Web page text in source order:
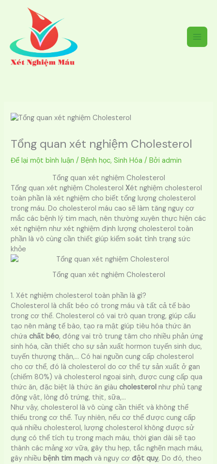
Tổng quan xét nghiệm Cholesterol
Để lại một bình luận /Bệnh học,Sinh Hóa / Bởiadmin
Tổng quan xét nghiệm Cholesterol
Tổng quan xét nghiệm CholesterolXét nghiệm cholesterol
toàn phần là xét nghiệm cho biết tổng lượng cholesterol
trong máu. Do cholesterol máu cao sẽ làm tăng nguy cơ
mắc các bệnh lý tim mạch, nên thường xuyên thực hiện các
xét nghiệm như xét nghiệm định lượng cholesterol toàn
phần là vô cùng cần thiết giúp kiểm soát tình trạng sức
khỏe
Tổng quan xét nghiệm Cholesterol
1. Xét nghiệm cholesterol toàn phần là gì?
Cholesterol là chất béo có trong máu và tất cả tế bào
trong cơ thể. Cholesterol có vai trò quan trọng, giúp cấu
tạo nên màng tế bào, tạo ra mật giúp tiêu hóa thức ăn
chứachất béo, đóng vai trò trung tâm cho nhiều phản ứng
sinh hóa, cần thiết cho sự sản xuất hormon tuyến sinh dục,
tuyến thượng thận,… Có hai nguồn cung cấp cholesterol
cho cơ thể, đó là cholesterol do cơ thể tự sản xuất ở gan
(chiếm 80%) và cholesterol ngoại sinh, được cung cấp qua
thức ăn, đặc biệt là thức ăn giàucholesterol như phủ tạng
động vật, lòng đỏ trứng, thịt, sữa,…
Như vậy, cholesterol là vô cùng cần thiết và không thể
thiếu trong cơ thể. Tuy nhiên, nếu cơ thể được cung cấp
quá nhiều cholesterol, lượng cholesterol không được sử
dụng có thể tích tụ trong mạch máu, thời gian dài sẽ tạo
thành các mảng xơ vữa, gây thu hẹp, tắc nghẽn mạch máu,
gây nhiềubệnh tim mạch và nguy cơđột quỵ. Do đó, theo